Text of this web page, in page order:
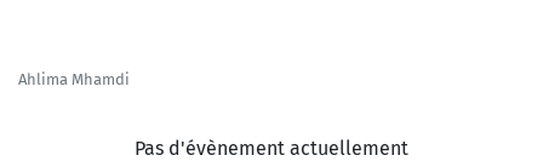
Ahlima Mhamdi
Pas d'évènement actuellement